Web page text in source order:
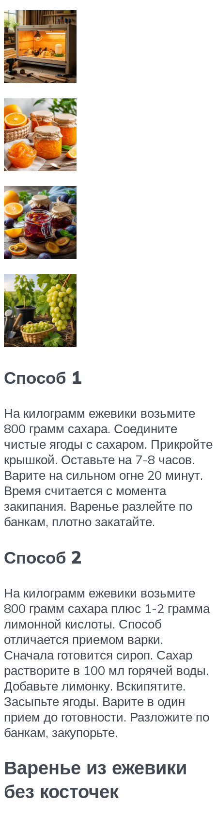
Способ 1
На килограмм ежевики возьмите
800 грамм сахара. Соедините
чистые ягоды с сахаром. Прикройте
крышкой. Оставьте на 7-8 часов.
Варите на сильном огне 20 минут.
Время считается с момента
закипания. Варенье разлейте по
банкам, плотно закатайте.
Способ 2
На килограмм ежевики возьмите
800 грамм сахара плюс 1-2 грамма
лимонной кислоты. Способ
отличается приемом варки.
Сначала готовится сироп. Сахар
растворите в 100 мл горячей воды.
Добавьте лимонку. Вскипятите.
Засыпьте ягоды. Варите в один
прием до готовности. Разложите по
банкам, закупорьте.
Варенье из ежевики
без косточек